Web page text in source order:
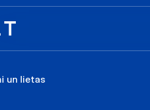
un lietas